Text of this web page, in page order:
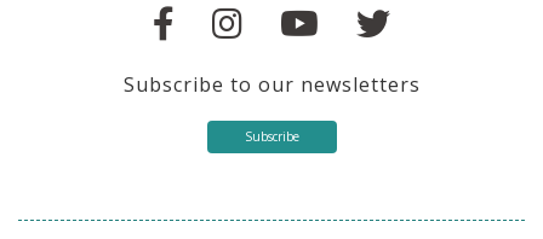
Subscribe to our newsletters
Subscribe